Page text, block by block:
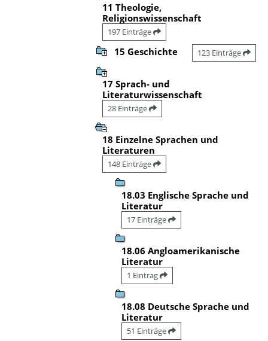
11 Theologie,
Religionswissenschaft
197 Einträge
15 Geschichte 123 Einträge
17 Sprach- und
Literaturwissenschaft
28 Einträge
18 Einzelne Sprachen und
Literaturen
148 Einträge
18.03 Englische Sprache und
Literatur
17 Einträge
18.06 Angloamerikanische
Literatur
1 Eintrag
18.08 Deutsche Sprache und
Literatur
51 Einträge